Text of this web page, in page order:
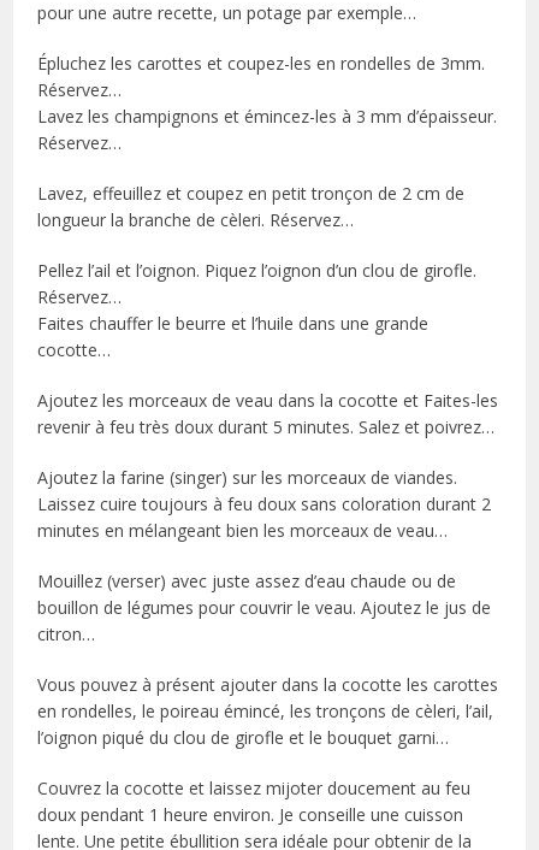
pour une autre recette, un potage par exemple…
Épluchez les carottes et coupez-les en rondelles de 3mm.
Réservez…
Lavez les champignons et émincez-les à 3 mm d’épaisseur.
Réservez…
Lavez, effeuillez et coupez en petit tronçon de 2 cm de
longueur la branche de cèleri. Réservez…
Pellez l’ail et l’oignon. Piquez l’oignon d’un clou de girofle.
Réservez…
Faites chauffer le beurre et l’huile dans une grande
cocotte…
Ajoutez les morceaux de veau dans la cocotte et Faites-les
revenir à feu très doux durant 5 minutes. Salez et poivrez…
Ajoutez la farine (singer) sur les morceaux de viandes.
Laissez cuire toujours à feu doux sans coloration durant 2
minutes en mélangeant bien les morceaux de veau…
Mouillez (verser) avec juste assez d’eau chaude ou de
bouillon de légumes pour couvrir le veau. Ajoutez le jus de
citron…
Vous pouvez à présent ajouter dans la cocotte les carottes
en rondelles, le poireau émincé, les tronçons de cèleri, l’ail,
l’oignon piqué du clou de girofle et le bouquet garni…
Couvrez la cocotte et laissez mijoter doucement au feu
doux pendant 1 heure environ. Je conseille une cuisson
lente. Une petite ébullition sera idéale pour obtenir de la